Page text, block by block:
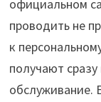
официальном
проводить не
к
получают
обслуживание.